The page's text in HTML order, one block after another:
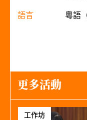
語言
粵語
更多活動
工作坊